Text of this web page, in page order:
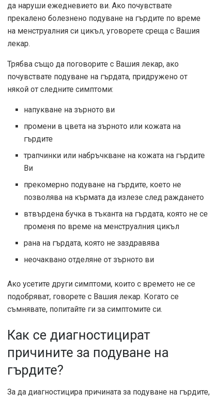
да наруши ежедневието ви. Ако почувствате
прекалено болезнено подуване на гърдите по време
на менструалния си цикъл, уговорете среща с Вашия
лекар.
Трябва също да поговорите с Вашия лекар, ако
почувствате подуване на гърдата, придружено от
някой от следните симптоми:
напукване на зърното ви
промени в цвета на зърното или кожата на
гърдите
трапчинки или набръчкване на кожата на гърдите
Ви
прекомерно подуване на гърдите, което не
позволява на кърмата да излезе след раждането
втвърдена бучка в тъканта на гърдата, която не се
променя по време на менструалния цикъл
рана на гърдата, която не заздравява
неочаквано отделяне от зърното ви
Ако усетите други симптоми, които с времето не се
подобряват, говорете с Вашия лекар. Когато се
съмнявате, попитайте ги за симптомите си.
Как се диагностицират
причините за подуване на
гърдите?
За да диагностицира причината за подуване на гърдите,